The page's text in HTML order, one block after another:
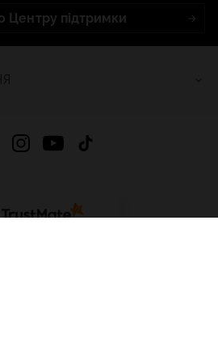
Центру підтримки